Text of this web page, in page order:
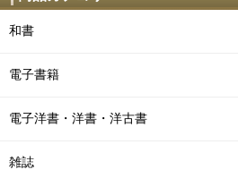
和書
電子書籍
電子洋書・洋書・洋古書
雑誌